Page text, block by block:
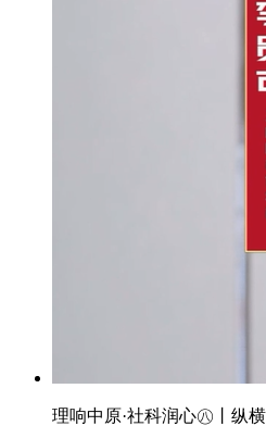
理响中原·社科润心㊇丨纵